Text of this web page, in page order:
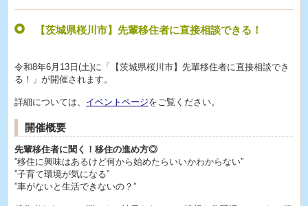
【茨城県桜川市】先輩移住者に直接相談できる！
令和8年6月13日(土)に「【茨城県桜川市】先輩移住者に直接相談でき
る！」が開催されます。
詳細については、 イベントページをご覧ください。
開催概要
先輩移住者に聞く！移住の進め方◎
”移住に興味はあるけど何から始めたらいいかわからない”
”子育て環境が気になる”
”車がないと生活できないの？”